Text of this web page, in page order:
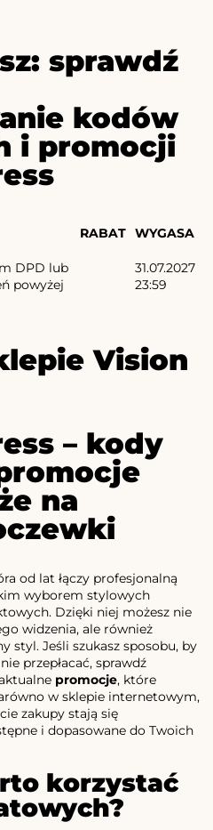
sprawdź
kodów
i promocji
RABAT WYGASA
DPD lub
powyżej
31.07.2027
23:59
Vision
– kody
na
od lat łączy profesjonalną
wyborem stylowych
Dzięki niej możesz nie
widzenia, ale również
styl. Jeśli szukasz sposobu, by
przepłacać, sprawdź
promocje, które
w sklepie internetowym,
zakupy stają się
i dopasowane do Twoich
korzystać